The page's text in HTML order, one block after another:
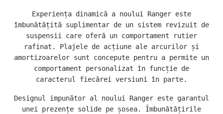
Experiența dinamică a noului Ranger este
îmbunătățită suplimentar de un sistem revizuit de
suspensii care oferă un comportament rutier
rafinat. Plajele de acțiune ale arcurilor și
amortizoarelor sunt concepute pentru a permite un
comportament personalizat în funcție de
caracterul fiecărei versiuni în parte.
Designul impunător al noului Ranger este garantul
unei prezențe solide pe șosea. Îmbunătățirile